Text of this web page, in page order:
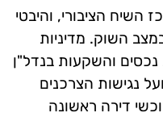
השיח הציבורי, והיבטי
השוק. מדיניות
והשקעות בנדל"ן
נגישות הצרכנים
דירה ראשונה